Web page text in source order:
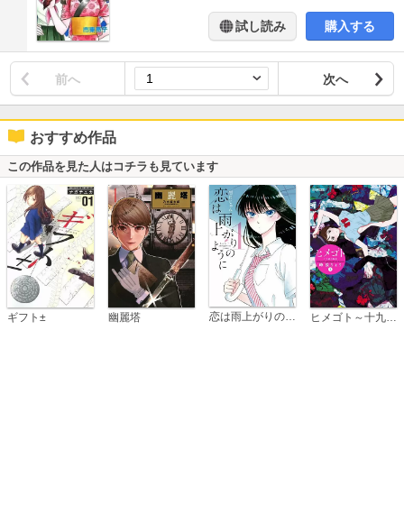
試し読み 購入する
前へ 次へ
おすすめ作品
この作品を見た人はコチラも見ています
ギフト± 幽麗塔 恋は雨上がりのように